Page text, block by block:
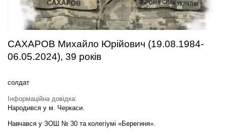
САХАРОВ Михайло Юрійович (19.08.1984-
06.05.2024), 39 років
солдат
Інформаційна довідка:
Народився у м. Черкаси.
Навчався у ЗОШ № 30 та колегіумі «Берегиня».